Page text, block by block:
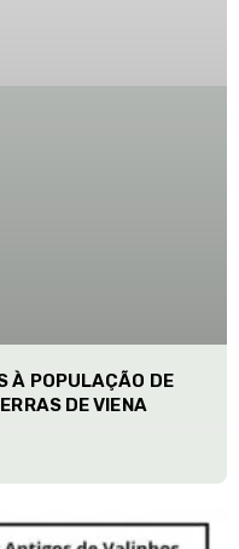
À POPULAÇÃO DE
DE VIENA